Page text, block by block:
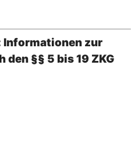
zur
§§ 5 bis 19 ZKG